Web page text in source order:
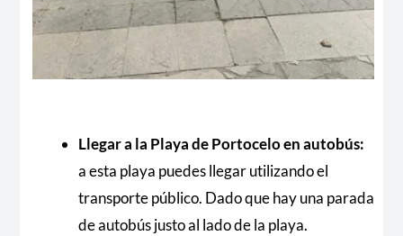
Llegar a la Playa de Portocelo en autobús:
a esta playa puedes llegar utilizando el
transporte público. Dado que hay una parada
de autobús justo al lado de la playa.